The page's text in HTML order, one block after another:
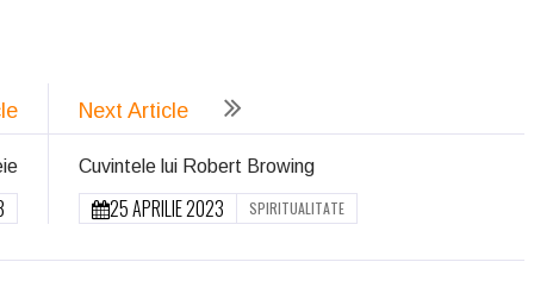
Next Article
Cuvintele lui Robert Browing
25 APRILIE 2023 SPIRITUALITATE